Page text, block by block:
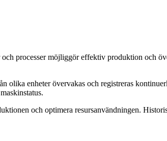
processer möjliggör effektiv produktion och
olika enheter övervakas och registreras
och optimera resursanvändningen.